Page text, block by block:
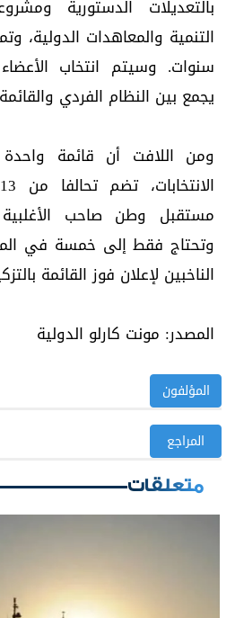
بالتعديلات الدستورية
التنمية والمعاهدات الدولية،
يجمع بين النظام الفردي
ومن اللافت أن قائمة
مستقبل وطن صاحب
وتحتاج فقط إلى خمسة في
الناخبين لإعلان فوز القائمة
المصدر: مونت كارلو الدولية
المؤلفون
المراجع
متعلقات